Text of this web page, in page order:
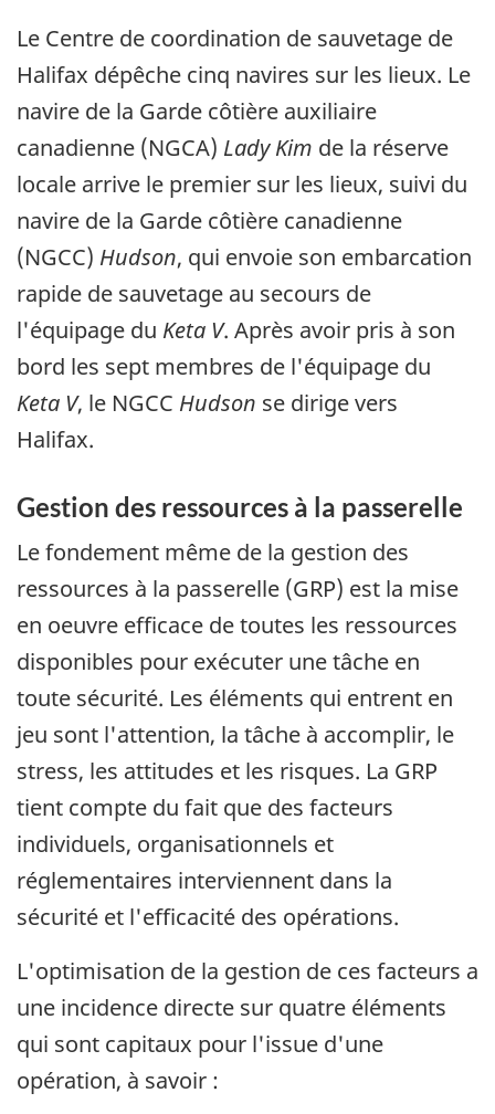
Le Centre de coordination de sauvetage de
Halifax dépêche cinq navires sur les lieux. Le
navire de la Garde côtière auxiliaire
canadienne (NGCA) Lady Kim de la réserve
locale arrive le premier sur les lieux, suivi du
navire de la Garde côtière canadienne
(NGCC) Hudson, qui envoie son embarcation
rapide de sauvetage au secours de
l'équipage du Keta V. Après avoir pris à son
bord les sept membres de l'équipage du
Keta V, le NGCC Hudson se dirige vers
Halifax.
Gestion des ressources à la passerelle
Le fondement même de la gestion des
ressources à la passerelle (GRP) est la mise
en oeuvre efficace de toutes les ressources
disponibles pour exécuter une tâche en
toute sécurité. Les éléments qui entrent en
jeu sont l'attention, la tâche à accomplir, le
stress, les attitudes et les risques. La GRP
tient compte du fait que des facteurs
individuels, organisationnels et
réglementaires interviennent dans la
sécurité et l'efficacité des opérations.
L'optimisation de la gestion de ces facteurs a
une incidence directe sur quatre éléments
qui sont capitaux pour l'issue d'une
opération, à savoir :